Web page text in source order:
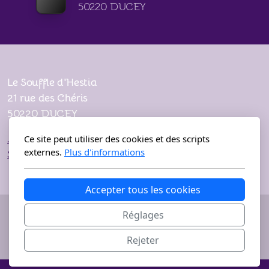
50220 DUCEY
Le Souffle d'Hestia
21 rue des Chéris
50220 DUCEY
Accueil
Stages
Copyright, tous droits réservés
Photos : Thierry Nozières
Ce site peut utiliser des cookies et des scripts
externes. Plus d'informations
Accepter tous les cookies
Réglages
Rejeter